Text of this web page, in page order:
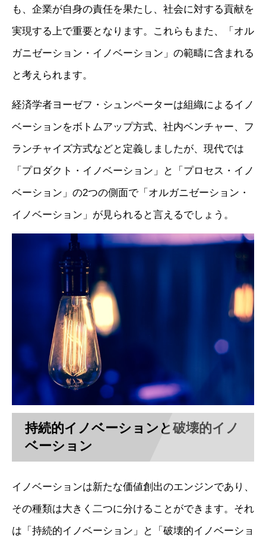
も、企業が自身の責任を果たし、社会に対する貢献を
実現する上で重要となります。これらもまた、「オル
ガニゼーション・イノベーション」の範疇に含まれる
と考えられます。
経済学者ヨーゼフ・シュンペーターは組織によるイノ
ベーションをボトムアップ方式、社内ベンチャー、フ
ランチャイズ方式などと定義しましたが、現代では
「プロダクト・イノベーション」と「プロセス・イノ
ベーション」の2つの側面で「オルガニゼーション・
イノベーション」が見られると言えるでしょう。
持続的イノベーションと破壊的イノ
ベーション
イノベーションは新たな価値創出のエンジンであり、
その種類は大きく二つに分けることができます。それ
は「持続的イノベーション」と「破壊的イノベーショ